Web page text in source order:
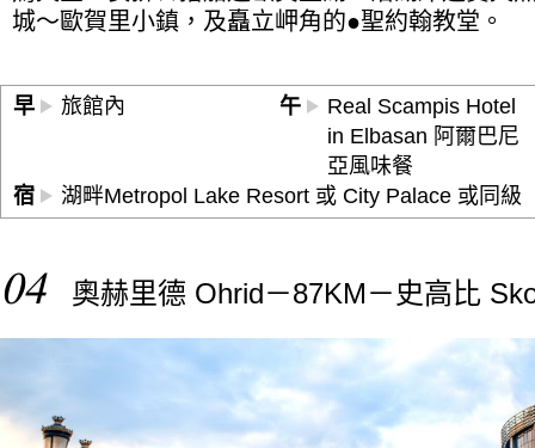
城～歐賀里小鎮，及矗立岬角的●聖約翰教堂。
早 旅館內 午
Real Scampis Hotel
in Elbasan 阿爾巴尼
亞風味餐
宿
湖畔Metropol Lake Resort 或 City Palace 或同級
04 奧赫里德 Ohrid－87KM－史高比